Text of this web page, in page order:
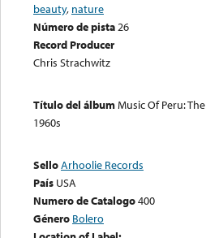
beauty, nature
Número de pista26
Record Producer
Chris Strachwitz
Título del álbumMusic Of Peru: The
1960s
SelloArhoolie Records
País USA
Numero de Catalogo400
Género Bolero